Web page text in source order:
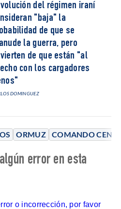
ORMUZ COMANDO
del régimen iraní
"baja" la
de que se
la guerra, pero
de que están "al
con los cargadores
DOMINGUEZ
error en esta
o incorrección, por favor